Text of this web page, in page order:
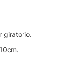
giratorio.